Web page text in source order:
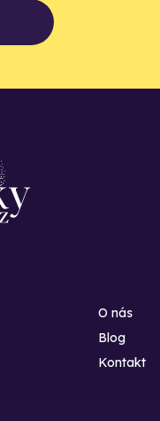
O nás
Blog
Kontakt